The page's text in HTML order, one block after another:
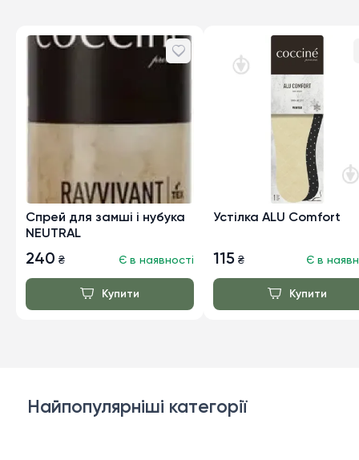
Спрей для замші і нубука
NEUTRAL
240 ₴ Є в наявності
Устілка ALU Comfort
115 ₴ Є в
Найпопулярніші категорії